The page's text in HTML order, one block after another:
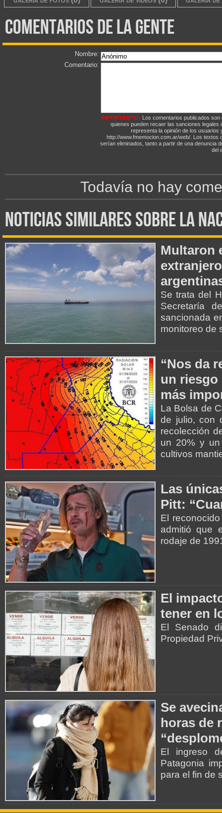
comentarios de la gente
Nombre:
Comentario:
IMPORTANTE!: Los comentarios publicados
quienes pueden recaer las sanciones
representa la opinión de los
http://www.fmemocion.com.ar/web/. Los textos
serían eliminados, tanto a partir de una denuncia
del
Todavía no hay
noticias similares sobre la
Multaron
Se trata del
Secretaría
sancionada
monitoreo de
“Nos da
un riesgo
más
La Bolsa de
de julio, con
recolección
un 20% y
cultivos
Las
Pitt:
El
admitió que
rodaje de
El
tener en
El Senado
Propiedad
Se
horas de
El ingreso
Patagonia
para el fin de